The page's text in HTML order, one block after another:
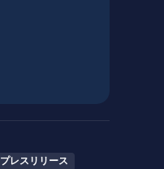
プレスリリース